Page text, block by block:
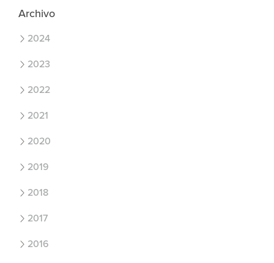
Archivo
2024
2023
2022
2021
2020
2019
2018
2017
2016